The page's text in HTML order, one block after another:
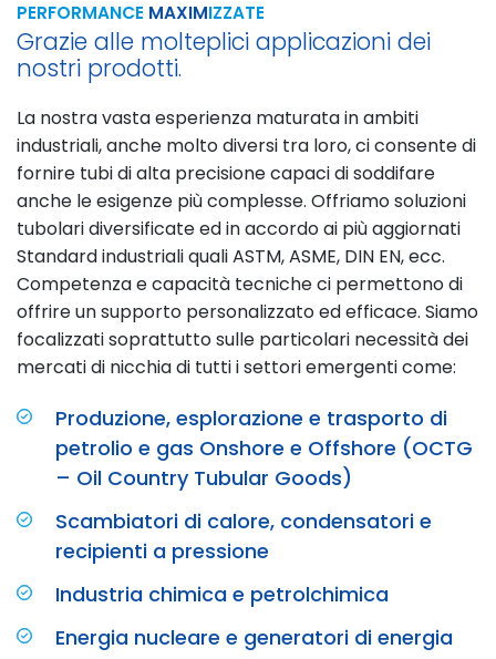
PERFORMANCE MAXIMIZZATE
Grazie alle molteplici applicazioni dei
nostri prodotti.
La nostra vasta esperienza maturata in ambiti
industriali, anche molto diversi tra loro, ci consente di
fornire tubi di alta precisione capaci di soddifare
anche le esigenze più complesse. Offriamo soluzioni
tubolari diversificate ed in accordo ai più aggiornati
Standard industriali quali ASTM, ASME, DIN EN, ecc.
Competenza e capacità tecniche ci permettono di
offrire un supporto personalizzato ed efficace. Siamo
focalizzati soprattutto sulle particolari necessità dei
mercati di nicchia di tutti i settori emergenti come:
Produzione, esplorazione e trasporto di
petrolio e gas Onshore e Offshore (OCTG
– Oil Country Tubular Goods)
Scambiatori di calore, condensatori e
recipienti a pressione
Industria chimica e petrolchimica
Energia nucleare e generatori di energia